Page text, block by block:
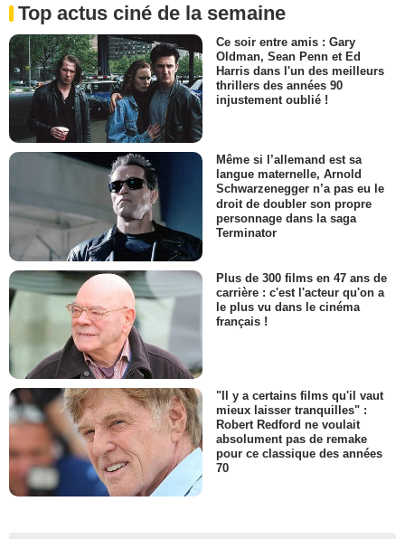
Top actus ciné de la semaine
Ce soir entre amis : Gary
Oldman, Sean Penn et Ed
Harris dans l'un des meilleurs
thrillers des années 90
injustement oublié !
Même si l’allemand est sa
langue maternelle, Arnold
Schwarzenegger n’a pas eu le
droit de doubler son propre
personnage dans la saga
Terminator
Plus de 300 films en 47 ans de
carrière : c'est l'acteur qu'on a
le plus vu dans le cinéma
français !
"Il y a certains films qu'il vaut
mieux laisser tranquilles" :
Robert Redford ne voulait
absolument pas de remake
pour ce classique des années
70